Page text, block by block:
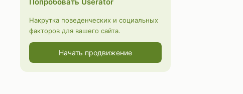
Накрутка поведенческих и социальных
факторов для вашего сайта.
Начать продвижение